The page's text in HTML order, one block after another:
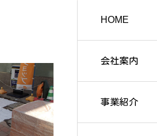
HOME
会社案内
事業紹介